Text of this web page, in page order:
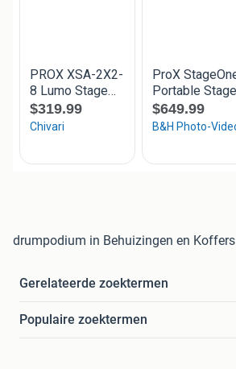
drumpodium in Behuizingen en Koffers
Gerelateerde zoektermen
Populaire zoektermen